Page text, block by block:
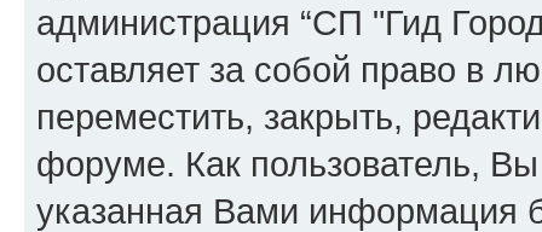
администрация “СП "Гид
оставляет за собой право в
переместить, закрыть,
форуме. Как пользователь,
указанная Вами информация